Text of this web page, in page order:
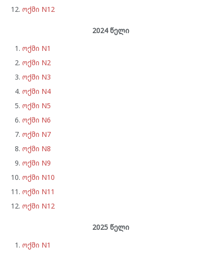
ოქმი N12
2024 წელი
ოქმი N1
ოქმი N2
ოქმი N3
ოქმი N4
ოქმი N5
ოქმი N6
ოქმი N7
ოქმი N8
ოქმი N9
ოქმი N10
ოქმი N11
ოქმი N12
2025 წელი
ოქმი N1